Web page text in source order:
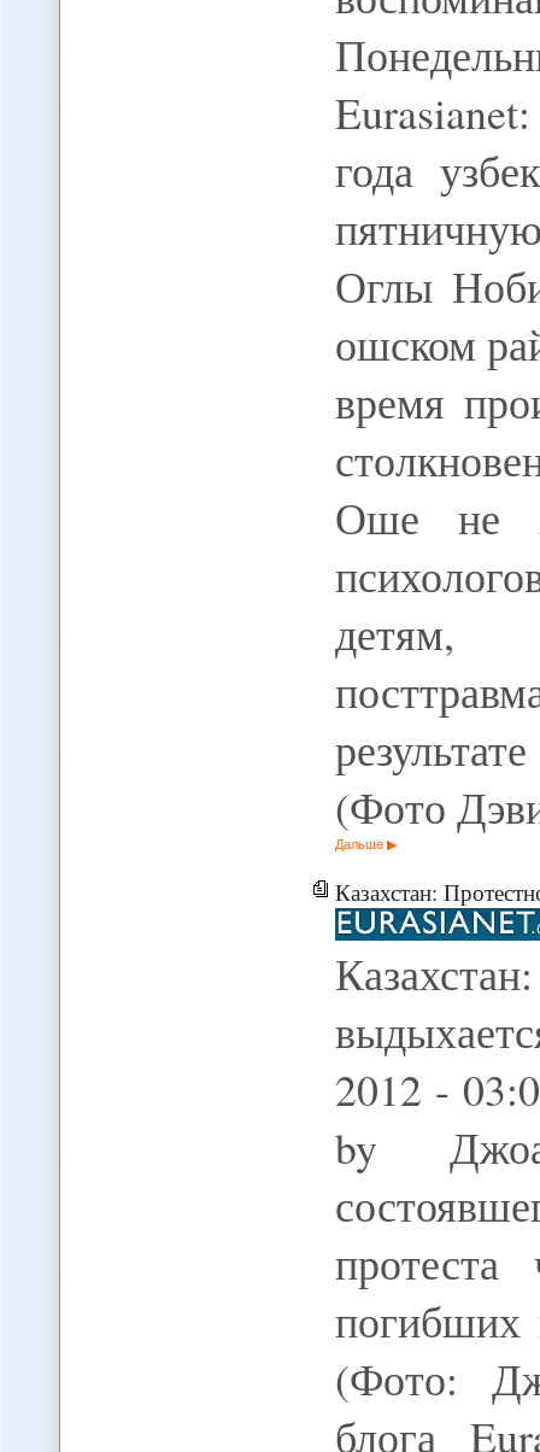
года
Оглы
ошском
время
Оше не
(Фото
Дальше
Казахстан:
2012 -
by
погибших
(Фото:
блога